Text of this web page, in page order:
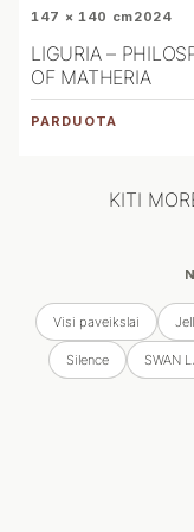
147 × 140 cm2024
LIGURIA –
OF MATHERIA
PARDUOTA
KITI
Visi paveikslai
Silence SWAN